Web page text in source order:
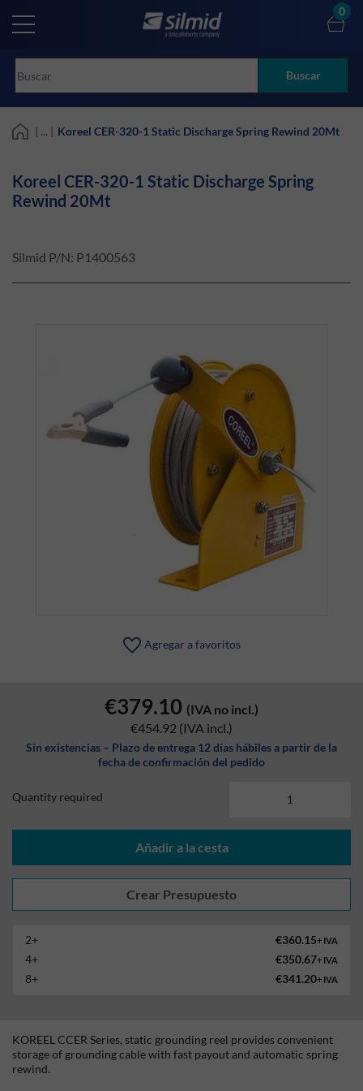
main
Buscar
0
| ... | Koreel CER-320-1 Static Discharge Spring Rewind 20Mt
Koreel CER-320-1 Static Discharge Spring
Rewind 20Mt
Silmid P/N: P1400563
Agregar a favoritos
€379.10 (IVA no incl.)
€454.92 (IVA incl.)
Sin existencias – Plazo de entrega 12 días hábiles a partir de la
fecha de confirmación del pedido
Quantity required
Añadir a la cesta
2+ €360.15+ IVA
4+ €350.67+ IVA
8+ €341.20+ IVA
KOREEL CCER Series, static grounding reel provides convenient
storage of grounding cable with fast payout and automatic spring
rewind.